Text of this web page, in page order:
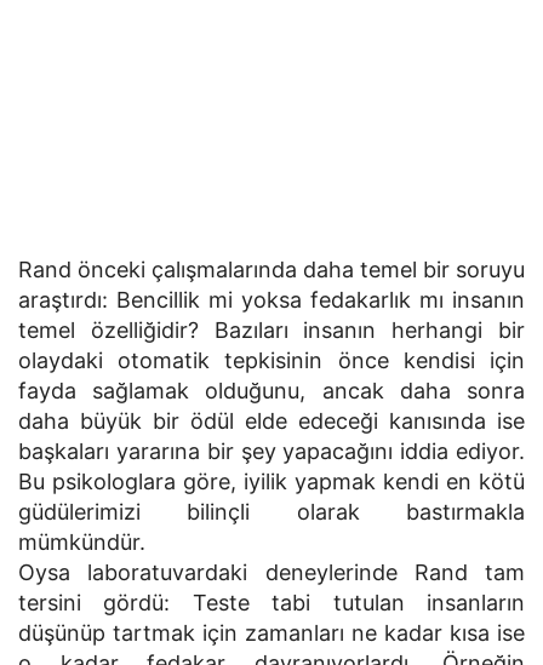
Rand önceki çalışmalarında daha temel bir soruyu
araştırdı: Bencillik mi yoksa fedakarlık mı insanın
temel özelliğidir? Bazıları insanın herhangi bir
olaydaki otomatik tepkisinin önce kendisi için
fayda sağlamak olduğunu, ancak daha sonra
daha büyük bir ödül elde edeceği kanısında ise
başkaları yararına bir şey yapacağını iddia ediyor.
Bu psikologlara göre, iyilik yapmak kendi en kötü
güdülerimizi bilinçli olarak bastırmakla
mümkündür.
Oysa laboratuvardaki deneylerinde Rand tam
tersini gördü: Teste tabi tutulan insanların
düşünüp tartmak için zamanları ne kadar kısa ise